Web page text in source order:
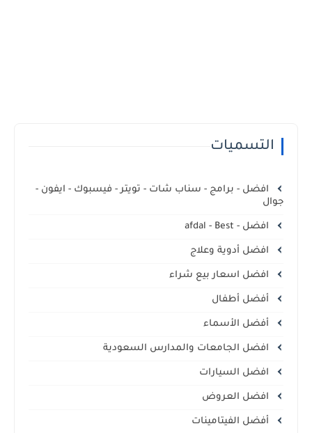
التسميات
افضل - برامج - سناب شات - تويتر - فيسبوك - ايفون -
جوال
افضل - afdal - Best
افضل أدوية وعلاج
افضل اسعار بيع شراء
أفضل أطفال
أفضل الأسماء
افضل الجامعات والمدارس السعودية
افضل السيارات
افضل العروض
أفضل الفيتامينات